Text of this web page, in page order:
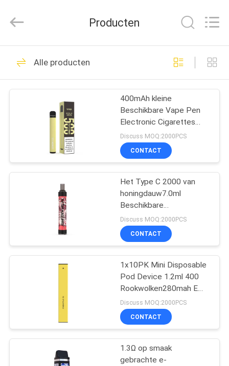
HUIS
PRODUCTEN
VIDEO'S
ONGEVEER
ONS
FABRIEKSREIS
KWALITEITSCONTROLE
VERZOEK
SITEMAP
Developed
Beschikbare Vape-
Stok
80
Beschikbare Vape-
Pen
34
Beschikbaar Vape-
Peulapparaat
Producten
Alle producten
400mAh kleine
Beschikbare Vape Pen
Electronic Cigarettes
500Puffs
Discuss MOQ:2000PCS
CONTACT
Het Type C 2000 van
honingdauw7.0ml
Beschikbare
Elektronische Sigaret
Rookwolken
Discuss MOQ:2000PCS
CONTACT
1x10PK Mini Disposable
Pod Device 1.2ml 400
Rookwolken280mah E
Vloeibare Sigaret
Discuss MOQ:2000PCS
CONTACT
1.3Ω op smaak
gebrachte e-